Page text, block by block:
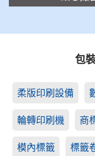
包
柔版印刷設備
輪轉印刷機 商
模內標籤 標籤